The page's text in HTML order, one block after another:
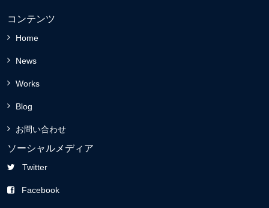
コンテンツ
Home
News
Works
Blog
お問い合わせ
ソーシャルメディア
Twitter
Facebook